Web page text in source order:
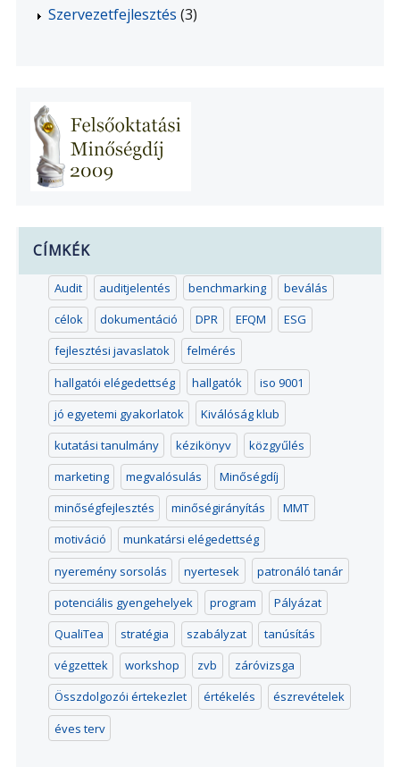
Szervezetfejlesztés (3)
CÍMKÉK
Audit auditjelentés benchmarking
beválás
célok
dokumentáció DPR EFQM
ESG
fejlesztési javaslatok
felmérés
hallgatói elégedettség
hallgatók
iso 9001
jó egyetemi gyakorlatok
Kiválóság klub
kutatási tanulmány
kézikönyv
közgyűlés
marketing
megvalósulás
Minőségdíj
minőségfejlesztés
minőségirányítás
MMT
motiváció
munkatársi elégedettség
nyeremény sorsolás
nyertesek
patronáló tanár
potenciális gyengehelyek
program
Pályázat
QualiTea
stratégia szabályzat
tanúsítás
végzettek
workshop zvb
záróvizsga
Összdolgozói értekezlet
értékelés
észrevételek
éves terv